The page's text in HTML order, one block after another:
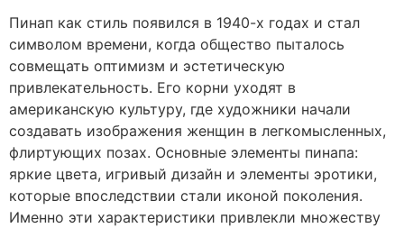
Пинап как стиль появился в 1940-х годах и стал
символом времени, когда общество пыталось
совмещать оптимизм и эстетическую
привлекательность. Его корни уходят в
американскую культуру, где художники начали
создавать изображения женщин в легкомысленных,
флиртующих позах. Основные элементы пинапа:
яркие цвета, игривый дизайн и элементы эротики,
которые впоследствии стали иконой поколения.
Именно эти характеристики привлекли множеству